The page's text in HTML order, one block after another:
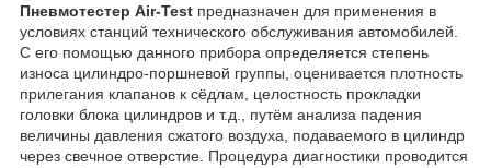
Пневмотестер Air-Test предназначен для применения в
условиях станций технического обслуживания автомобилей.
С его помощью данного прибора определяется степень
износа цилиндро-поршневой группы, оценивается плотность
прилегания клапанов к сёдлам, целостность прокладки
головки блока цилиндров и т.д., путём анализа падения
величины давления сжатого воздуха, подаваемого в цилиндр
через свечное отверстие. Процедура диагностики проводится